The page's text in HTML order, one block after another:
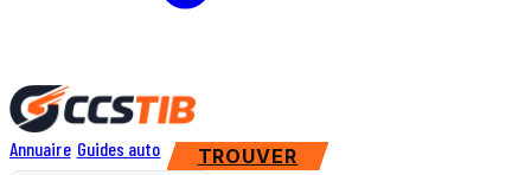
Annuaire Guides auto TROUVER